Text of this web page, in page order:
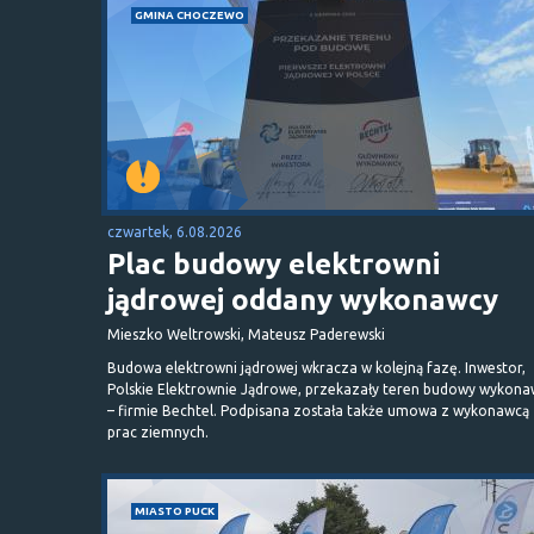
GMINA CHOCZEWO
czwartek, 6.08.2026
Plac budowy elektrowni
jądrowej oddany wykonawcy
Mieszko Weltrowski, Mateusz Paderewski
Budowa elektrowni jądrowej wkracza w kolejną fazę. Inwestor,
Polskie Elektrownie Jądrowe, przekazały teren budowy
– firmie Bechtel. Podpisana została także umowa z wykonawcą
prac ziemnych.
MIASTO PUCK